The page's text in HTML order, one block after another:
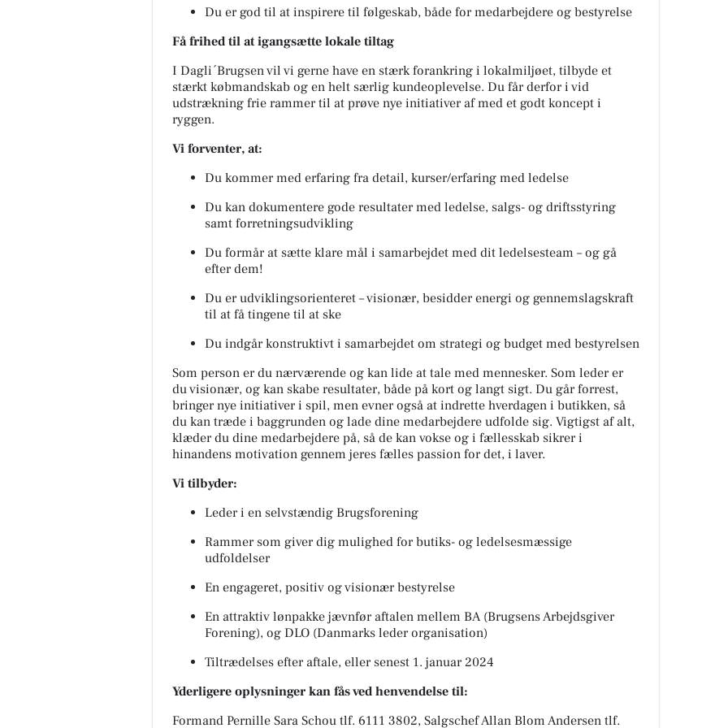
Du er god til at inspirere til følgeskab, både for medarbejdere og bestyrelse
Få frihed til at igangsætte lokale tiltag
I Dagli´Brugsen vil vi gerne have en stærk forankring i lokalmiljøet, tilbyde et
stærkt købmandskab og en helt særlig kundeoplevelse. Du får derfor i vid
udstrækning frie rammer til at prøve nye initiativer af med et godt koncept i
ryggen.
Vi forventer, at:
Du kommer med erfaring fra detail, kurser/erfaring med ledelse
Du kan dokumentere gode resultater med ledelse, salgs- og driftsstyring
samt forretningsudvikling
Du formår at sætte klare mål i samarbejdet med dit ledelsesteam – og gå
efter dem!
Du er udviklingsorienteret – visionær, besidder energi og gennemslagskraft
til at få tingene til at ske
Du indgår konstruktivt i samarbejdet om strategi og budget med bestyrelsen
Som person er du nærværende og kan lide at tale med mennesker. Som leder er
du visionær, og kan skabe resultater, både på kort og langt sigt. Du går forrest,
bringer nye initiativer i spil, men evner også at indrette hverdagen i butikken, så
du kan træde i baggrunden og lade dine medarbejdere udfolde sig. Vigtigst af alt,
klæder du dine medarbejdere på, så de kan vokse og i fællesskab sikrer i
hinandens motivation gennem jeres fælles passion for det, i laver.
Vi tilbyder:
Leder i en selvstændig Brugsforening
Rammer som giver dig mulighed for butiks- og ledelsesmæssige
udfoldelser
En engageret, positiv og visionær bestyrelse
En attraktiv lønpakke jævnfør aftalen mellem BA (Brugsens Arbejdsgiver
Forening), og DLO (Danmarks leder organisation)
Tiltrædelses efter aftale, eller senest 1. januar 2024
Yderligere oplysninger kan fås ved henvendelse til:
Formand Pernille Sara Schou tlf. 6111 3802, Salgschef Allan Blom Andersen tlf.